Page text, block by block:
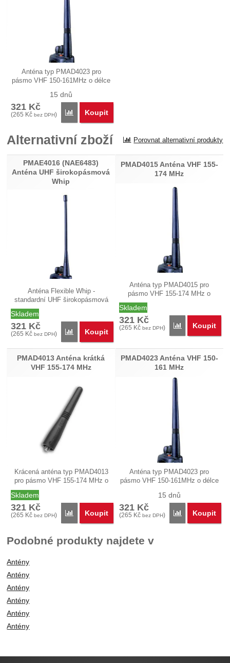
Anténa typ PMAD4023 pro
pásmo VHF 150-161MHz o délce
15 dnů
321 Kč
(265 Kč bez DPH) Porovnat
Koupit
Alternativní zboží Porovnat alternativní produkty
PMAE4016 (NAE6483)
Anténa UHF širokopásmová
Whip
Anténa Flexible Whip -
standardní UHF širokopásmová
Skladem
321 Kč
(265 Kč bez DPH) Porovnat
Koupit
PMAD4015 Anténa VHF 155-
174 MHz
Anténa typ PMAD4015 pro
pásmo VHF 155-174 MHz o
délce asi 14 cm.…
Skladem
321 Kč
(265 Kč bez DPH) Porovnat
Koupit
PMAD4013 Anténa krátká
VHF 155-174 MHz
Krácená anténa typ PMAD4013
pro pásmo VHF 155-174 MHz o
Skladem
321 Kč
(265 Kč bez DPH) Porovnat
Koupit
PMAD4023 Anténa VHF 150-
161 MHz
Anténa typ PMAD4023 pro
pásmo VHF 150-161MHz o délce
15 dnů
321 Kč
(265 Kč bez DPH) Porovnat
Koupit
Podobné produkty najdete v
Antény
Antény
Antény
Antény
Antény
Antény